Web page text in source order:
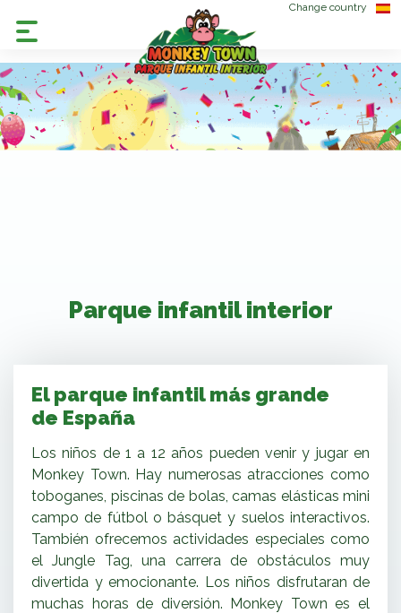
Change country
Parque infantil interior
El parque infantil más grande
de España
Los niños de 1 a 12 años pueden venir y jugar en
Monkey Town. Hay numerosas atracciones como
toboganes, piscinas de bolas, camas elásticas mini
campo de fútbol o básquet y suelos interactivos.
También ofrecemos actividades especiales como
el Jungle Tag, una carrera de obstáculos muy
divertida y emocionante. Los niños disfrutaran de
muchas horas de diversión. Monkey Town es el